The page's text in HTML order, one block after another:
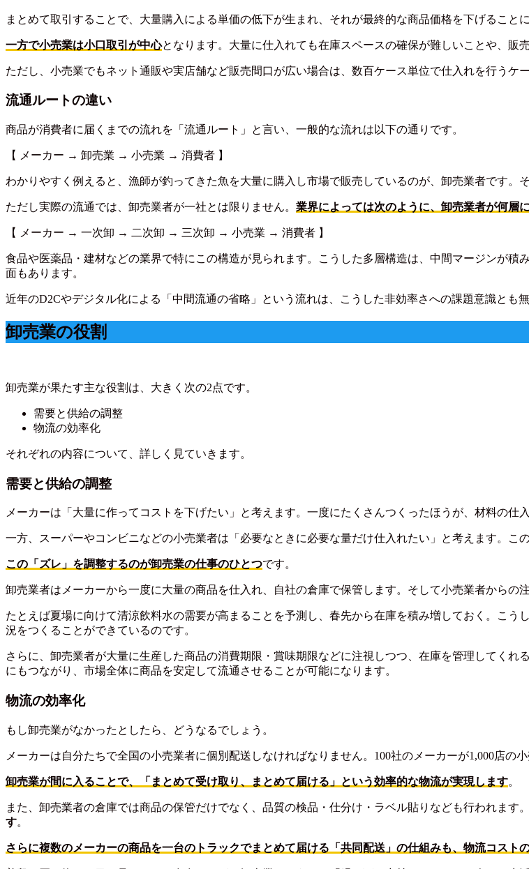
まとめて取引することで、大量購入による単価の低下が生まれ、それが最終的な商品価格を下げること
一方で小売業は小口取引が中心となります。大量に仕入れても在庫スペースの確保が難しいことや、販
ただし、小売業でもネット通販や実店舗など販売間口が広い場合は、数百ケース単位で仕入れを行うケー
流通ルートの違い
商品が消費者に届くまでの流れを「流通ルート」と言い、一般的な流れは以下の通りです。
【 メーカー → 卸売業 → 小売業 → 消費者 】
わかりやすく例えると、漁師が釣ってきた魚を大量に購入し市場で販売しているのが、卸売業者です。
ただし実際の流通では、卸売業者が一社とは限りません。 業界によっては次のように、卸売業者が何層
【 メーカー → 一次卸 → 二次卸 → 三次卸 → 小売業 → 消費者 】
食品や医薬品・建材などの業界で特にこの構造が見られます。こうした多層構造は、中間マージンが
面もあります。
近年のD2Cやデジタル化による「中間流通の省略」という流れは、こうした非効率さへの課題意識とも
卸売業の役割
卸売業が果たす主な役割は、大きく次の2点です。
需要と供給の調整
物流の効率化
それぞれの内容について、詳しく見ていきます。
需要と供給の調整
メーカーは「大量に作ってコストを下げたい」と考えます。一度にたくさんつくったほうが、材料の仕
一方、スーパーやコンビニなどの小売業者は「必要なときに必要な量だけ仕入れたい」と考えます。こ
この「ズレ」を調整するのが卸売業の仕事のひとつです。
卸売業者はメーカーから一度に大量の商品を仕入れ、自社の倉庫で保管します。そして小売業者からの
たとえば夏場に向けて清涼飲料水の需要が高まることを予測し、春先から在庫を積み増しておく。こ
況をつくることができているのです。
さらに、卸売業者が大量に生産した商品の消費期限・賞味期限などに注視しつつ、在庫を管理してくれる
にもつながり、市場全体に商品を安定して流通させることが可能になります。
物流の効率化
もし卸売業がなかったとしたら、どうなるでしょう。
メーカーは自分たちで全国の小売業者に個別配送しなければなりません。100社のメーカーが1,000店の
卸売業が間に入ることで、「まとめて受け取り、まとめて届ける」という効率的な物流が実現します。
また、卸売業者の倉庫では商品の保管だけでなく、品質の検品・仕分け・ラベル貼りなども行われます。
す。
さらに複数のメーカーの商品を一台のトラックでまとめて届ける「共同配送」の仕組みも、物流コスト